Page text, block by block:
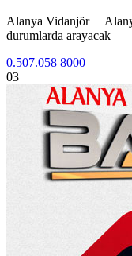
Alanya Vidanjör
durumlarda arayacak
0.507.058 8000
03